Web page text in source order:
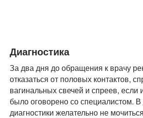
Диагностика
За два дня до обращения к врачу
отказаться от половых контактов,
вагинальных свечей и спреев,
было оговорено со специалистом.
диагностики желательно не